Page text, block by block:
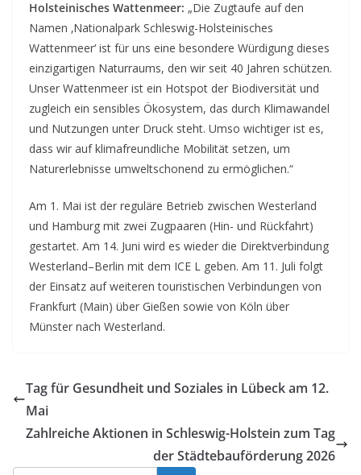
Holsteinisches Wattenmeer: „Die Zugtaufe auf den
Namen ‚Nationalpark Schleswig-Holsteinisches
Wattenmeer‘ ist für uns eine besondere Würdigung dieses
einzigartigen Naturraums, den wir seit 40 Jahren schützen.
Unser Wattenmeer ist ein Hotspot der Biodiversität und
zugleich ein sensibles Ökosystem, das durch Klimawandel
und Nutzungen unter Druck steht. Umso wichtiger ist es,
dass wir auf klimafreundliche Mobilität setzen, um
Naturerlebnisse umweltschonend zu ermöglichen.“
Am 1. Mai ist der reguläre Betrieb zwischen Westerland
und Hamburg mit zwei Zugpaaren (Hin- und Rückfahrt)
gestartet. Am 14. Juni wird es wieder die Direktverbindung
Westerland–Berlin mit dem ICE L geben. Am 11. Juli folgt
der Einsatz auf weiteren touristischen Verbindungen von
Frankfurt (Main) über Gießen sowie von Köln über
Münster nach Westerland.
Tag für Gesundheit und Soziales in Lübeck am 12.
Mai
Zahlreiche Aktionen in Schleswig-Holstein zum Tag
der Städtebauförderung 2026